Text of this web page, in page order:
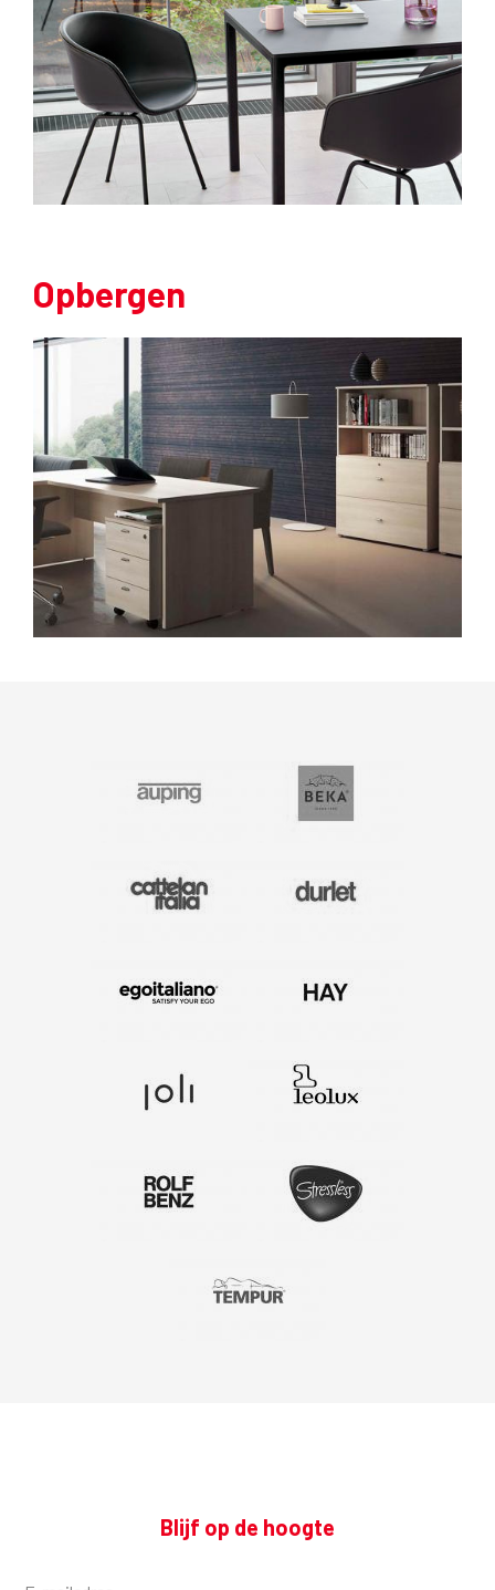
Opbergen
Blijf op de hoogte